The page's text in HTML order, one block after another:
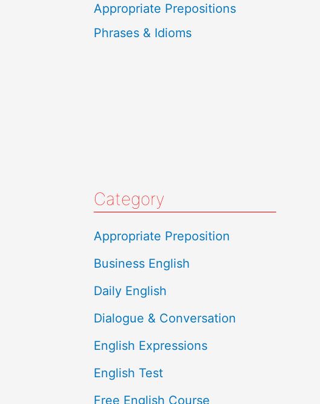
Appropriate Prepositions
Phrases & Idioms
Category
Appropriate Preposition
Business English
Daily English
Dialogue & Conversation
English Expressions
English Test
Free English Course